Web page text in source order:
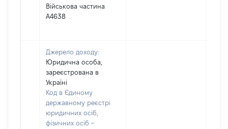
Військова частина
А4638
Джерело доходу:
Юридична особа,
зареєстрована в
Україні
Код в Єдиному
державному реєстрі
юридичних осіб,
фізичних осіб –